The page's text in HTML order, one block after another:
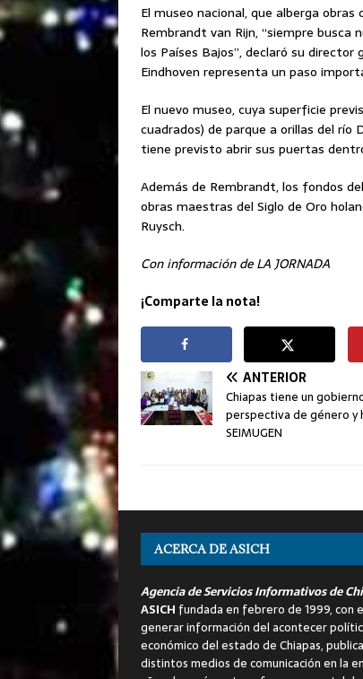
El museo nacional, que alberga
Rembrandt van Rijn, “siempre busca
los Países Bajos”, declaró su director
Eindhoven representa un paso
El nuevo museo, cuya superficie
cuadrados) de parque a orillas del
tiene previsto abrir sus puertas
Además de Rembrandt, los fondos
obras maestras del Siglo de Oro
Ruysch.
Con información de LA JORNADA
¡Comparte la nota!
ANTERIOR
Chiapas tiene un
perspectiva de género y
SEIMUGEN
ACERCA DE ASICH
Agencia de Servicios Informativos de
ASICH fundada en febrero de 1999, con
generar información del acontecer
económico del estado de Chiapas,
distintos medios de comunicación en la